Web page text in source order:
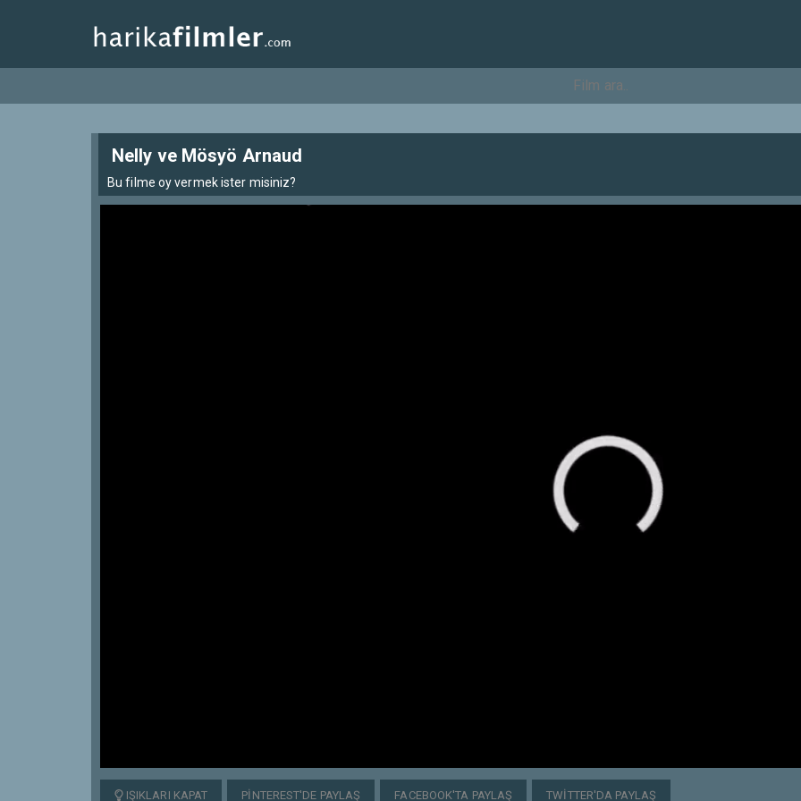
Nelly ve Mösyö Arnaud
Bu filme oy vermek ister misiniz?
IŞIKLARI KAPAT PINTEREST'DE PAYLAŞ FACEBOOK'TA PAYLAŞ TWITTER'DA PAYLAŞ